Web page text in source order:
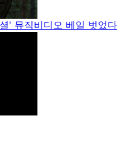
' 뮤직비디오 베일 벗었다